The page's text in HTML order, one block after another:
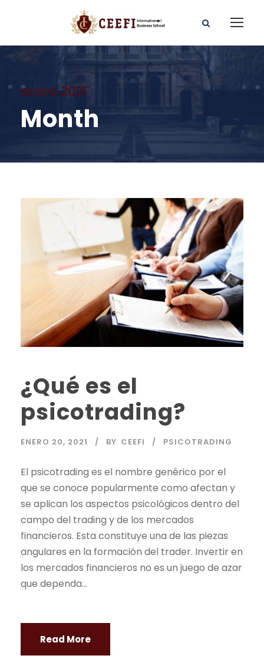
enero 2021
Month
¿Qué es el
psicotrading?
ENERO 20, 2021 BY CEEFI PSICOTRADING
El psicotrading es el nombre genérico por el
que se conoce popularmente como afectan y
se aplican los aspectos psicológicos dentro del
campo del trading y de los mercados
financieros. Esta constituye una de las piezas
angulares en la formación del trader. Invertir en
los mercados financieros no es un juego de azar
que dependa...
Read More